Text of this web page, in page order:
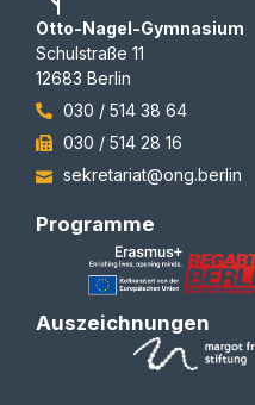
Otto-Nagel-Gymnasium
Schulstraße 11
12683 Berlin
030 / 514 38 64
030 / 514 28 16
sekretariat@ong.berlin
Programme
Auszeichnungen